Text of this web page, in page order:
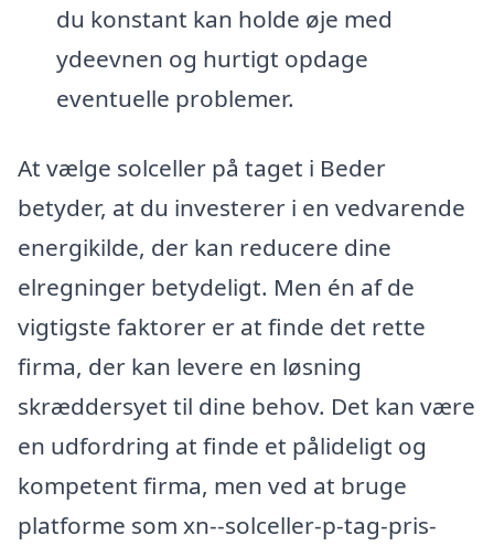
du konstant kan holde øje med
ydeevnen og hurtigt opdage
eventuelle problemer.
At vælge solceller på taget i Beder
betyder, at du investerer i en vedvarende
energikilde, der kan reducere dine
elregninger betydeligt. Men én af de
vigtigste faktorer er at finde det rette
firma, der kan levere en løsning
skræddersyet til dine behov. Det kan være
en udfordring at finde et pålideligt og
kompetent firma, men ved at bruge
platforme som xn--solceller-p-tag-pris-